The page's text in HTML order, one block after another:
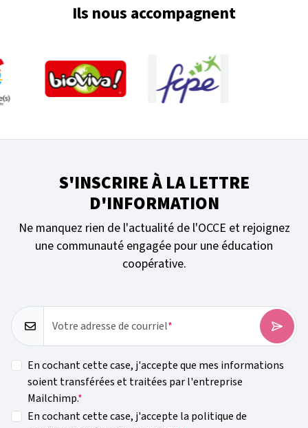
Ils nous accompagnent
S'INSCRIRE À LA LETTRE
D'INFORMATION
Ne manquez rien de l'actualité de l'OCCE et rejoignez
une communauté engagée pour une éducation
coopérative.
Votre adresse de courriel
En cochant cette case, j'accepte que mes informations
soient transférées et traitées par l'entreprise
Mailchimp.
En cochant cette case, j'accepte la politique de